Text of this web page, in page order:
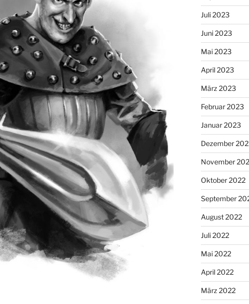
Juli 2023
Juni 2023
Mai 2023
April 2023
März 2023
Februar 2023
Januar 2023
Dezember
November
Oktober 2022
September
August 2022
Juli 2022
Mai 2022
April 2022
März 2022